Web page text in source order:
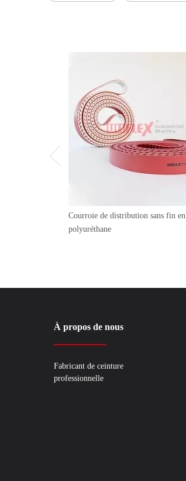
Courroie de distribution sans fin en
polyuréthane
À propos de nous
Fabricant de ceinture
professionnelle